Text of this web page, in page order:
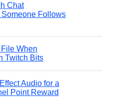
Chat
Follows
When
Twitch Bits
Audio for a
Point Reward